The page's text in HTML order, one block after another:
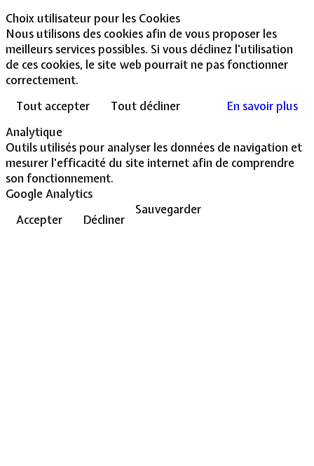
Choix utilisateur pour les Cookies
Nous utilisons des cookies afin de vous proposer les
meilleurs services possibles. Si vous déclinez l'utilisation
de ces cookies, le site web pourrait ne pas fonctionner
correctement.
Tout accepter
Tout décliner
En savoir plus
Analytique
Outils utilisés pour analyser les données de navigation et
mesurer l'efficacité du site internet afin de comprendre
son fonctionnement.
Google Analytics
Accepter
Décliner
Sauvegarder